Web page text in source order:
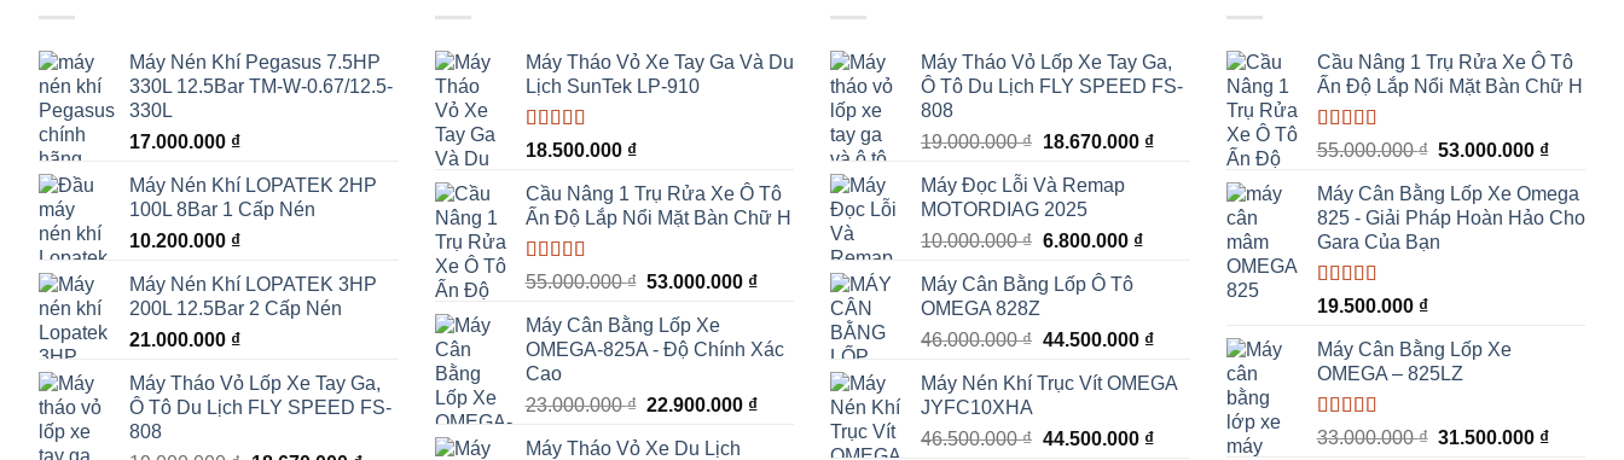
Máy Nén Khí Pegasus 7.5HP
330L 12.5Bar TM-W-0.67/12.5-
330L
17.000.000 ₫
Máy Nén Khí LOPATEK 2HP
100L 8Bar 1 Cấp Nén
10.200.000 ₫
Máy Nén Khí LOPATEK 3HP
200L 12.5Bar 2 Cấp Nén
21.000.000 ₫
Máy Tháo Vỏ Lốp Xe Tay Ga,
Ô Tô Du Lịch FLY SPEED FS-
808
Máy Tháo Vỏ Xe Tay Ga Và Du
Lịch SunTek LP-910
Được xếp
sao
18.500.000 ₫
Cầu Nâng 1 Trụ Rửa Xe Ô Tô
Ấn Độ Lắp Nổi Mặt Bàn Chữ H
Được xếp
sao
55.000.000₫ Giá
là:
55.000.000 ₫.
53.000.000 ₫Giá
là:
53.000.000 ₫.
Máy Cân Bằng Lốp Xe
OMEGA-825A - Độ Chính Xác
Cao
23.000.000₫ Giá
là:
22.900.000 ₫Giá
Máy Tháo Vỏ Xe Du Lịch
Máy Tháo Vỏ Lốp Xe Tay Ga,
Ô Tô Du Lịch FLY SPEED FS-
808
19.000.000₫ Giá
là:
19.000.000 ₫.
18.670.000 ₫Giá
18.670.000 ₫.
Máy Đọc Lỗi Và Remap
MOTORDIAG 2025
10.000.000₫ Giá
là:
6.800.000 ₫Giá
6.800.000 ₫.
Máy Cân Bằng Lốp Ô Tô
OMEGA 828Z
46.000.000₫ Giá
là:
44.500.000 ₫Giá
tại
44.500.000 ₫.
Máy Nén Khí Trục Vít OMEGA
JYFC10XHA
46.500.000₫ Giá
44.500.000 ₫Giá
Cầu Nâng 1 Trụ Rửa Xe Ô Tô
Ấn Độ Lắp Nổi Mặt Bàn Chữ H
Được xếp
sao
55.000.000₫ Giá
là:
55.000.000 ₫.
53.000.000 ₫Giá
tại
là:
Máy Cân Bằng Lốp Xe Omega
825 - Giải Pháp Hoàn Hảo Cho
Gara Của Bạn
Được xếp
sao
19.500.000 ₫
Máy Cân Bằng Lốp Xe
OMEGA – 825LZ
Được xếp
33.000.000₫ Giá
31.500.000 ₫Giá